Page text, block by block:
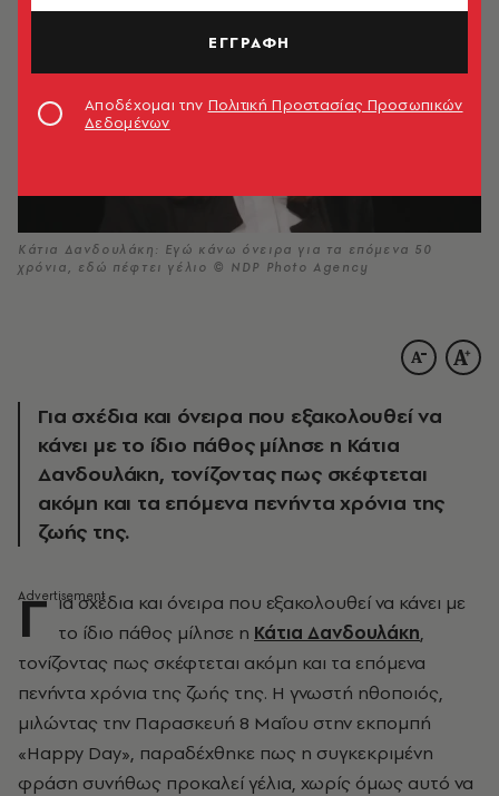
Κάτια Δανδουλάκη: Εγώ κάνω όνειρα για τα επόμενα 50
χρόνια, εδώ πέφτει γέλιο © NDP Photo Agency
Για σχέδια και όνειρα που εξακολουθεί να
κάνει με το ίδιο πάθος μίλησε η Κάτια
Δανδουλάκη, τονίζοντας πως σκέφτεται
ακόμη και τα επόμενα πενήντα χρόνια της
ζωής της.
Γ ια σχέδια και όνειρα που εξακολουθεί να κάνει με
το ίδιο πάθος μίλησε η Κάτια Δανδουλάκη,
τονίζοντας πως σκέφτεται ακόμη και τα επόμενα
πενήντα χρόνια της ζωής της. Η γνωστή ηθοποιός,
μιλώντας την Παρασκευή 8 Μαΐου στην εκπομπή
«Happy Day», παραδέχθηκε πως η συγκεκριμένη
φράση συνήθως προκαλεί γέλια, χωρίς όμως αυτό να
ΕΓΓΡΑΦΗ
Αποδέχομαι την Πολιτική Προστασίας Προσωπικών
Δεδομένων